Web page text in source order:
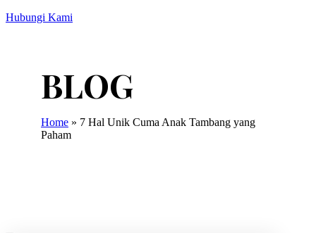
Hubungi Kami
Home » 7 Hal Unik Cuma Anak Tambang yang
Paham